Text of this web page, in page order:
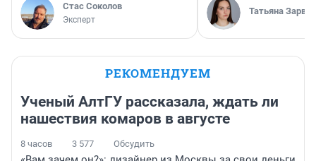
Стас Соколов
Эксперт
Татьяна Зарва
РЕКОМЕНДУЕМ
Ученый АлтГУ рассказала, ждать ли
нашествия комаров в августе
8 часов 3 577 Обсудить